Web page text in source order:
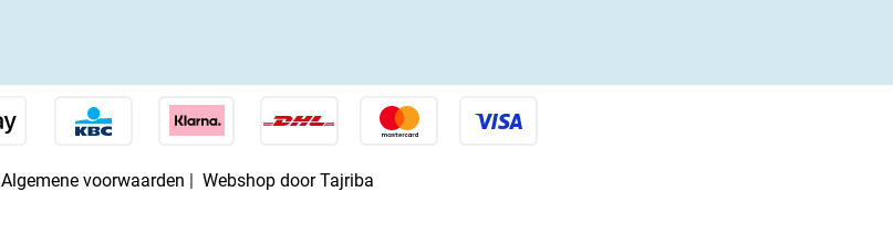
Algemene voorwaarden | Webshop door Tajriba